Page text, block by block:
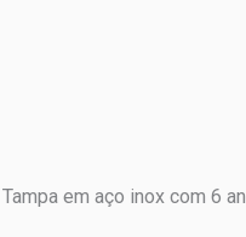
em aço inox com 6